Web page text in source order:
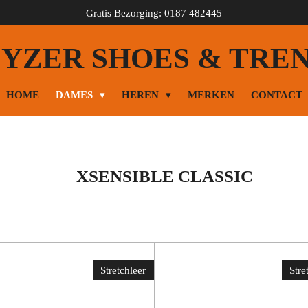
Gratis Bezorging: 0187 482445
SHOES &
HOME DAMES HEREN MERKEN CONTACT
XSENSIBLE CLASSIC
Stretchleer